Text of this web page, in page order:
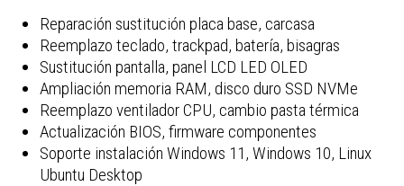
Reparación sustitución placa base, carcasa
Reemplazo teclado, trackpad, batería, bisagras
Sustitución pantalla, panel LCD LED OLED
Ampliación memoria RAM, disco duro SSD NVMe
Reemplazo ventilador CPU, cambio pasta térmica
Actualización BIOS, firmware componentes
Soporte instalación Windows 11, Windows 10, Linux
Ubuntu Desktop